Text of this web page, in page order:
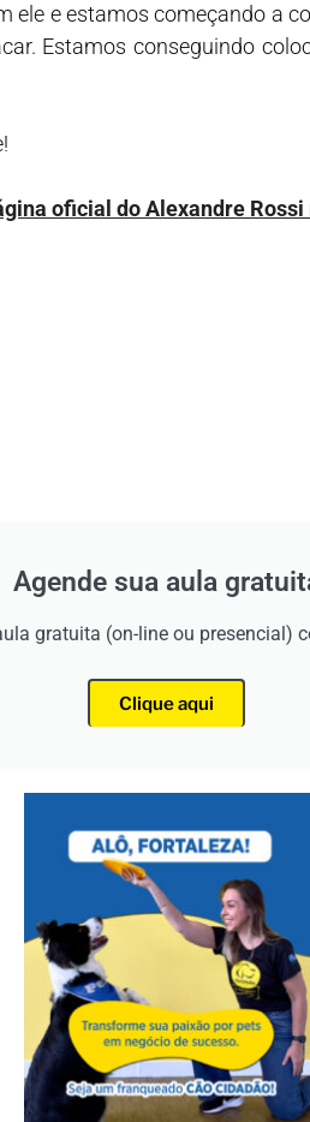
ele e estamos começando a
Estamos conseguindo
oficial do Alexandre Rossi
Agende sua aula
gratuita (on-line ou presencial)
Clique aqui